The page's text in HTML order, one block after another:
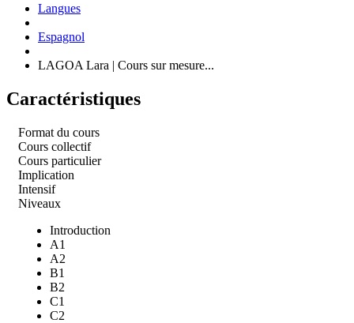
Langues
Espagnol
LAGOA Lara | Cours sur mesure...
Caractéristiques
Format du cours
Cours collectif
Cours particulier
Implication
Intensif
Niveaux
Introduction
A1
A2
B1
B2
C1
C2